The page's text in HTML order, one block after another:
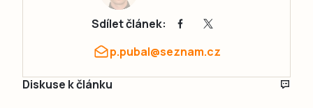
Sdílet článek:
p.pubal@seznam.cz
Diskuse k článku